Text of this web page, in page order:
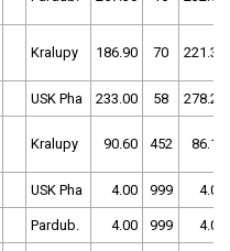
Kralupy 186.90 70 221.30
USK Pha 233.00 58 278.20
Kralupy 90.60 452 86.10
USK Pha 4.00 999 4.00
Pardub. 4.00 999 4.00